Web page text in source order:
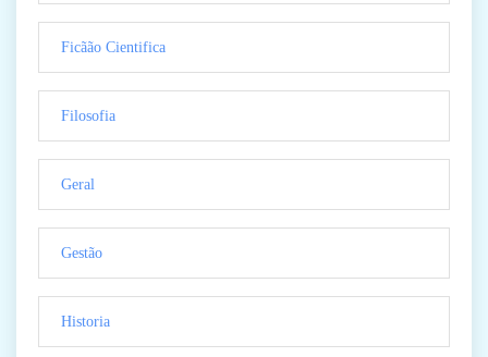
Ficãão Cientifica
Filosofia
Geral
Gestão
Historia